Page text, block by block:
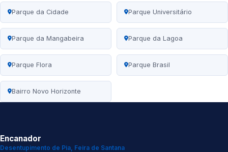
Parque da Cidade Parque Universitário
Parque da Mangabeira Parque da Lagoa
Parque Flora Parque Brasil
Bairro Novo Horizonte
Encanador
Desentupimento de Pia, Feira de Santana